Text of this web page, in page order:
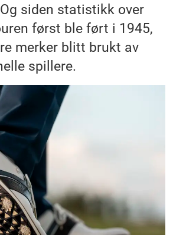
siden statistikk over
først ble ført i 1945,
merker blitt brukt av
spillere.